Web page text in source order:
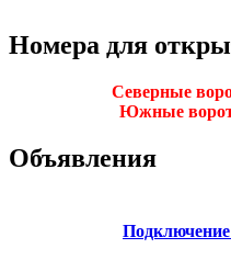
Номера для
Северные
Южные
Объявления